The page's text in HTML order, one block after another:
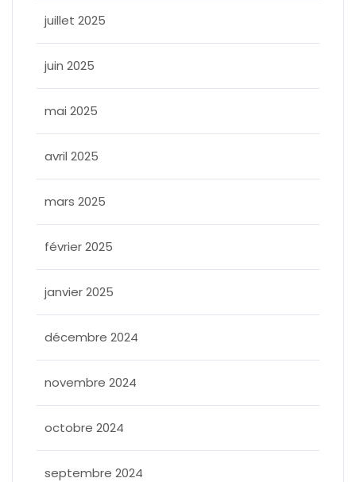
juillet 2025
juin 2025
mai 2025
avril 2025
mars 2025
février 2025
janvier 2025
décembre 2024
novembre 2024
octobre 2024
septembre 2024